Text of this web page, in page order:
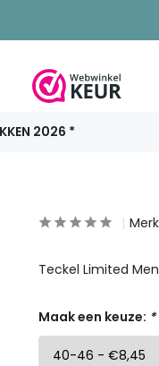
2026 *
Teckel Limited
Maak een keuze: *